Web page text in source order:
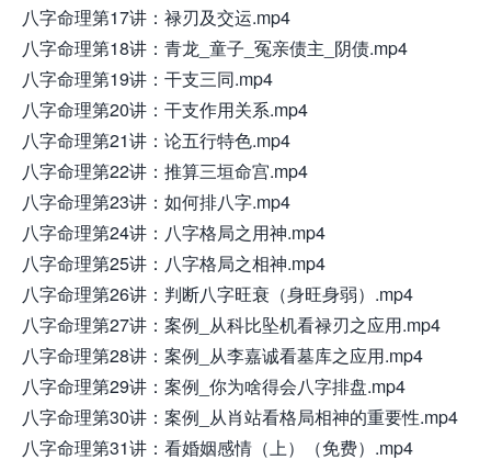
八字命理第17讲：禄刃及交运.mp4
八字命理第18讲：青龙_童子_冤亲债主_阴债.mp4
八字命理第19讲：干支三同.mp4
八字命理第20讲：干支作用关系.mp4
八字命理第21讲：论五行特色.mp4
八字命理第22讲：推算三垣命宫.mp4
八字命理第23讲：如何排八字.mp4
八字命理第24讲：八字格局之用神.mp4
八字命理第25讲：八字格局之相神.mp4
八字命理第26讲：判断八字旺衰（身旺身弱）.mp4
八字命理第27讲：案例_从科比坠机看禄刃之应用.mp4
八字命理第28讲：案例_从李嘉诚看墓库之应用.mp4
八字命理第29讲：案例_你为啥得会八字排盘.mp4
八字命理第30讲：案例_从肖站看格局相神的重要性.mp4
八字命理第31讲：看婚姻感情（上）（免费）.mp4